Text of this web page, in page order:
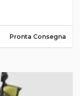
Pronta Consegna